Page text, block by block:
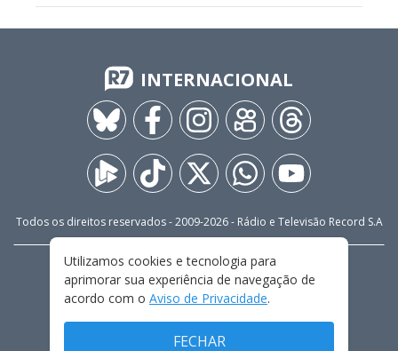
INTERNACIONAL
Todos os direitos reservados - 2009-2026- Rádio e Televisão Record S.A
FALE CONOSCO
PRIVACIDADE
TERMOS E CONDIÇÕES DE USO
Utilizamos cookies e tecnologia para
aprimorar sua experiência de navegação de
acordo com o Aviso de Privacidade.
FECHAR